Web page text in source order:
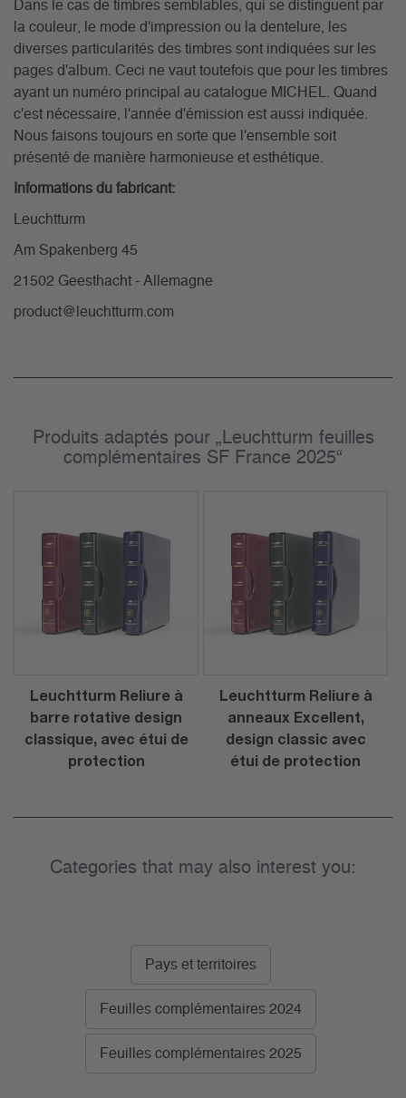
Dans le cas de timbres semblables, qui se distinguent par
la couleur, le mode d'impression ou la dentelure, les
diverses particularités des timbres sont indiquées sur les
pages d'album. Ceci ne vaut toutefois que pour les timbres
ayant un numéro principal au catalogue MICHEL. Quand
c'est nécessaire, l'année d'émission est aussi indiquée.
Nous faisons toujours en sorte que l'ensemble soit
présenté de manière harmonieuse et esthétique.
Informations du fabricant:
Leuchtturm
Am Spakenberg 45
21502 Geesthacht - Allemagne
product@leuchtturm.com
Produits adaptés pour „Leuchtturm feuilles
complémentaires SF France 2025“
Leuchtturm Reliure à
barre rotative design
classique, avec étui de
protection
Leuchtturm Reliure à
anneaux Excellent,
design classic avec
étui de protection
Categories that may also interest you:
Pays et territoires
Feuilles complémentaires 2024
Feuilles complémentaires 2025